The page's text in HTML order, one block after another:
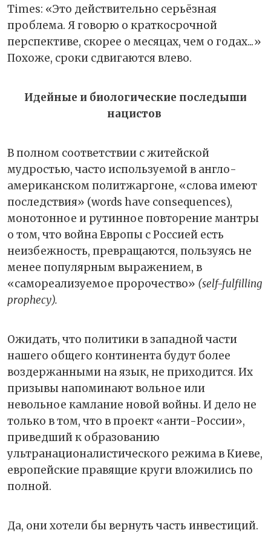
Times: «Это действительно серьёзная
проблема. Я говорю о краткосрочной
перспективе, скорее о месяцах, чем о годах...»
Похоже, сроки сдвигаются влево.
Идейные и биологические последыши
нацистов
В полном соответствии с житейской
мудростью, часто используемой в англо-
американском политжаргоне, «слова имеют
последствия» (words have consequences),
монотонное и рутинное повторение мантры
о том, что война Европы c Россией есть
неизбежность, превращаются, пользуясь не
менее популярным выражением, в
«самореализуемое пророчество» (self-fulfilling
prophecy).
Ожидать, что политики в западной части
нашего общего континента будут более
воздержанными на язык, не приходится. Их
призывы напоминают вольное или
невольное камлание новой войны. И дело не
только в том, что в проект «анти-России»,
приведший к образованию
ультранационалистического режима в Киеве,
европейские правящие круги вложились по
полной.
Да, они хотели бы вернуть часть инвестиций.